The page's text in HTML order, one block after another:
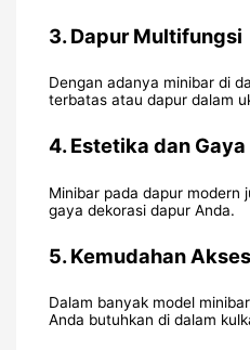
3.Dapur Multifungsi
Dengan adanya minibar di
terbatas atau dapur dalam
4.Estetika dan Gaya
Minibar pada dapur modern
gaya dekorasi dapur Anda.
5.Kemudahan Akses
Dalam banyak model
Anda butuhkan di dalam